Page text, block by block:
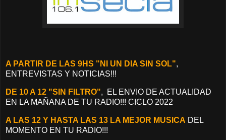
A PARTIR DE LAS 9HS "NI UN DIA SIN SOL",
ENTREVISTAS Y NOTICIAS!!!
DE 10 A 12 "SIN FILTRO", EL ENVIO DE ACTUALIDAD
EN LA MAÑANA DE TU RADIO!!! CICLO 2022
A LAS 12 Y HASTA LAS 13 LA MEJOR MUSICA DEL
MOMENTO EN TU RADIO!!!